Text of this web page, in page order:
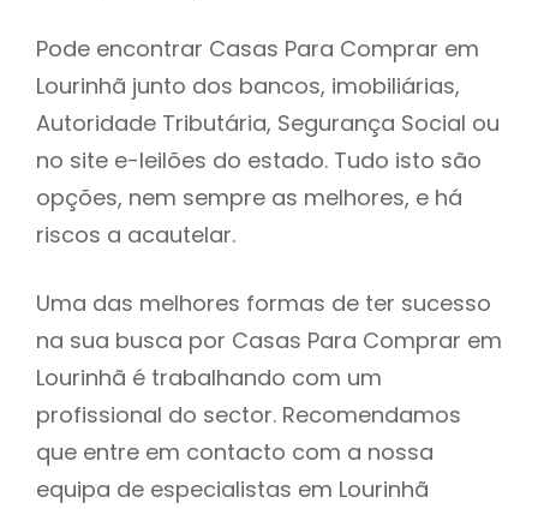
Pode encontrar Casas Para Comprar em
Lourinhã junto dos bancos, imobiliárias,
Autoridade Tributária, Segurança Social ou
no site e-leilões do estado. Tudo isto são
opções, nem sempre as melhores, e há
riscos a acautelar.
Uma das melhores formas de ter sucesso
na sua busca por Casas Para Comprar em
Lourinhã é trabalhando com um
profissional do sector. Recomendamos
que entre em contacto com a nossa
equipa de especialistas em Lourinhã